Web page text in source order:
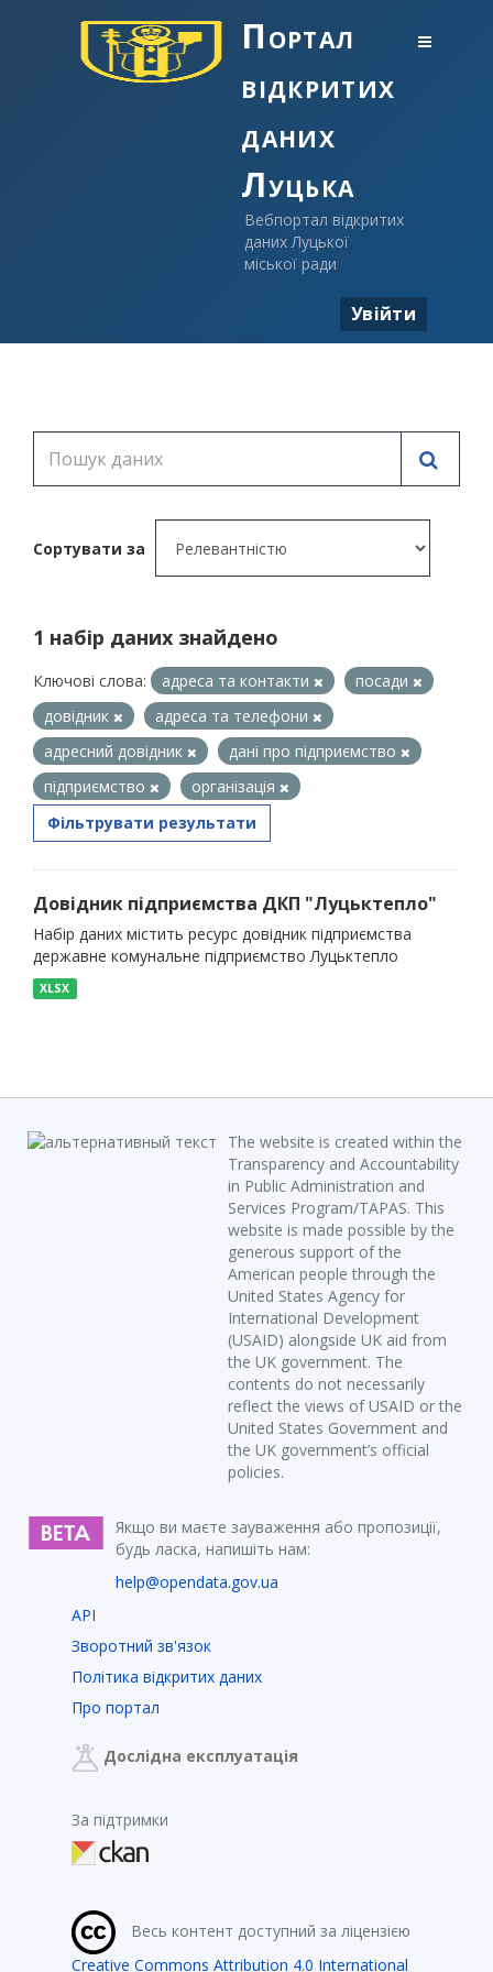
Портал
відкритих
даних
Луцька
Вебпортал відкритих
даних Луцької
міської ради
Увійти
Сортувати за
1 набір даних знайдено
Ключові слова: адреса та контакти
посади
довідник
адреса та телефони
адресний довідник
дані про підприємство
підприємство
організація
Фільтрувати результати
Довідник підприємства ДКП "Луцьктепло"
Набір даних містить ресурс довідник підприємства
державне комунальне підприємство Луцьктепло
XLSX
The website is created within the
Transparency and Accountability
in Public Administration and
Services Program/TAPAS. This
website is made possible by the
generous support of the
American people through the
United States Agency for
International Development
(USAID) alongside UK aid from
the UK government. The
contents do not necessarily
reflect the views of USAID or the
United States Government and
the UK government’s official
policies.
Якщо ви маєте зауваження або пропозиції,
будь ласка, напишіть нам:
help@opendata.gov.ua
API
Зворотний зв'язок
Політика відкритих даних
Про портал
Дослідна експлуатація
За підтримки
Весь контент доступний за ліцензією
Creative Commons Attribution 4.0 International